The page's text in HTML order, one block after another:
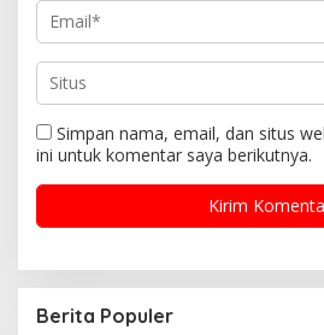
Simpan nama, email, dan situs
ini untuk komentar saya berikutnya.
Berita Populer